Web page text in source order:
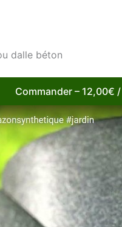
dalle béton
Commander – 12,00€ /